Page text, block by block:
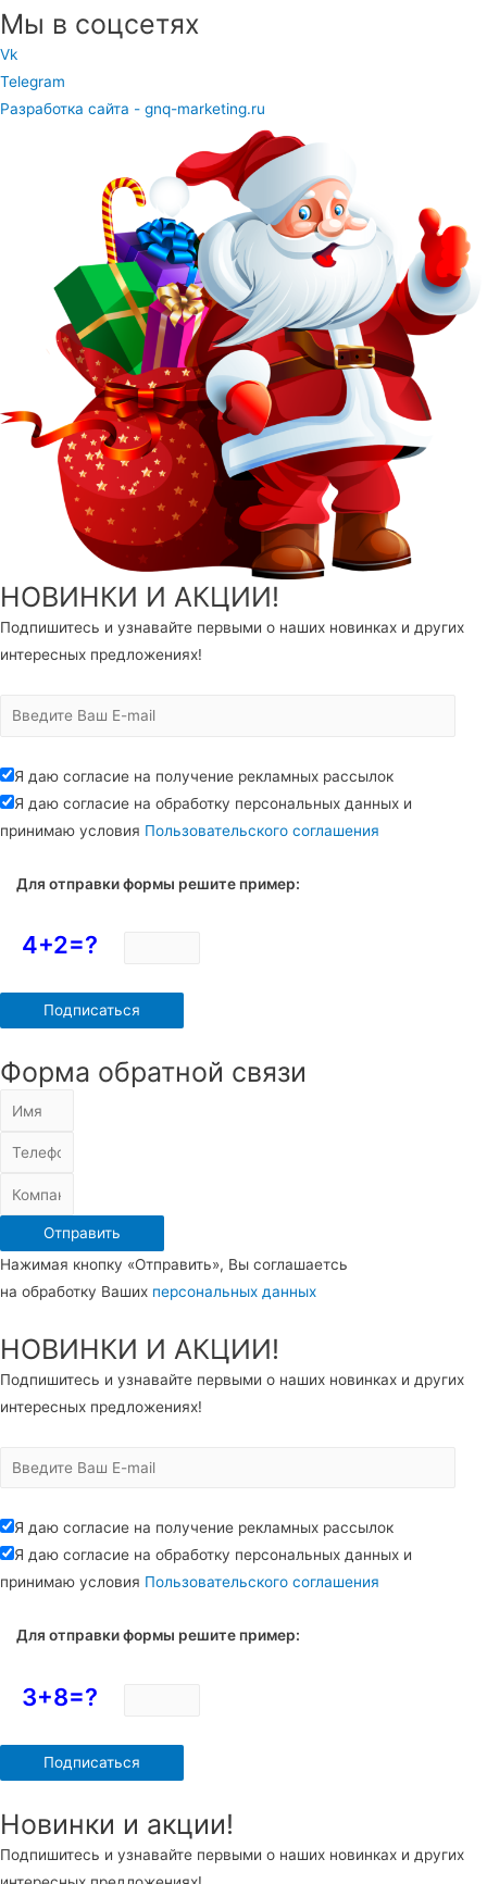
Мы в соцсетях
Vk
Telegram
Разработка сайта - gnq-marketing.ru
НОВИНКИ И АКЦИИ!
Подпишитесь и узнавайте первыми о наших новинках и других
интересных предложениях!
Я даю согласие на получение рекламных рассылок
Я даю согласие на обработку персональных данных и
принимаю условия Пользовательского соглашения
Для отправки формы решите пример:
4+2=?
Форма обратной связи
Отправить
Нажимая кнопку «Отправить», Вы соглашаетсь
на обработку Ваших персональных данных
НОВИНКИ И АКЦИИ!
Подпишитесь и узнавайте первыми о наших новинках и других
интересных предложениях!
Я даю согласие на получение рекламных рассылок
Я даю согласие на обработку персональных данных и
принимаю условия Пользовательского соглашения
Для отправки формы решите пример:
3+8=?
Новинки и акции!
Подпишитесь и узнавайте первыми о наших новинках и других